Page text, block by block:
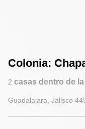
Colonia:
2 casas dentro de
Guadalajara, Jalisco